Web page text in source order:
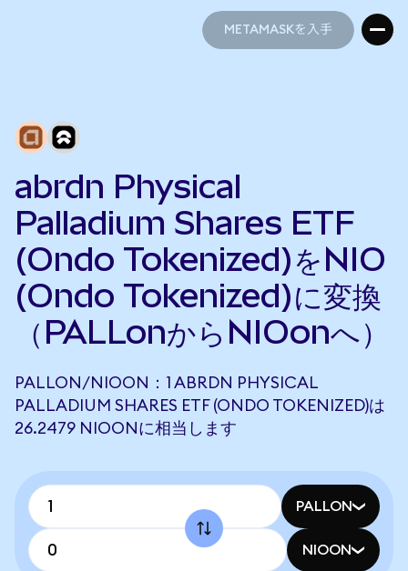
METAMASKを入手
abrdn Physical
Palladium Shares ETF
(Ondo Tokenized)をNIO
(Ondo Tokenized)に変換
（PALLonからNIOonへ）
PALLON/NIOON：1 ABRDN PHYSICAL
PALLADIUM SHARES ETF (ONDO TOKENIZED)は
26.2479 NIOONに相当します
PALLON
NIOON